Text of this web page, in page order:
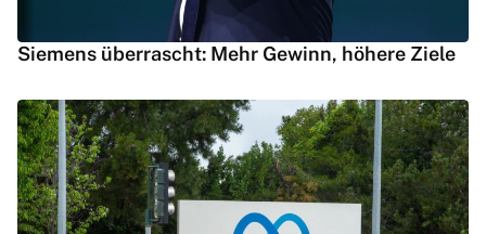
Siemens überrascht: Mehr Gewinn, höhere Ziele